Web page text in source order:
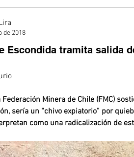
de 2018
Escondida tramita salida
Minera de Chile (FMC)
sería un “chivo expiatorio” por
como una radicalización de